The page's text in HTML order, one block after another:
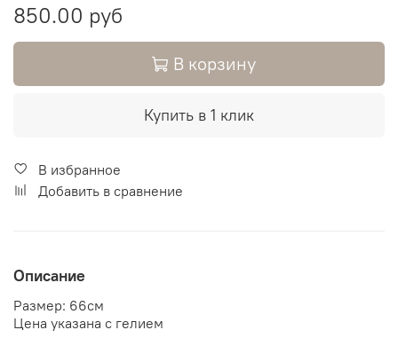
850.00 руб
В корзину
Купить в 1 клик
В избранное
Добавить в сравнение
Описание
Размер: 66см
Цена указана с гелием